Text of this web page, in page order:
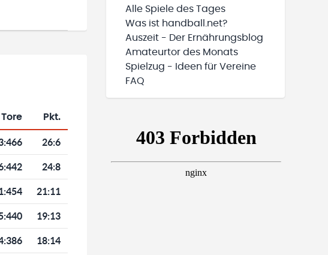
Tore Pkt.
:466 26:6
:442 24:8
:454 21:11
:440 19:13
:386 18:14
Alle Spiele des Tages
Was ist handball.net?
Auszeit - Der Ernährungsblog
Amateurtor des Monats
Spielzug - Ideen für Vereine
FAQ